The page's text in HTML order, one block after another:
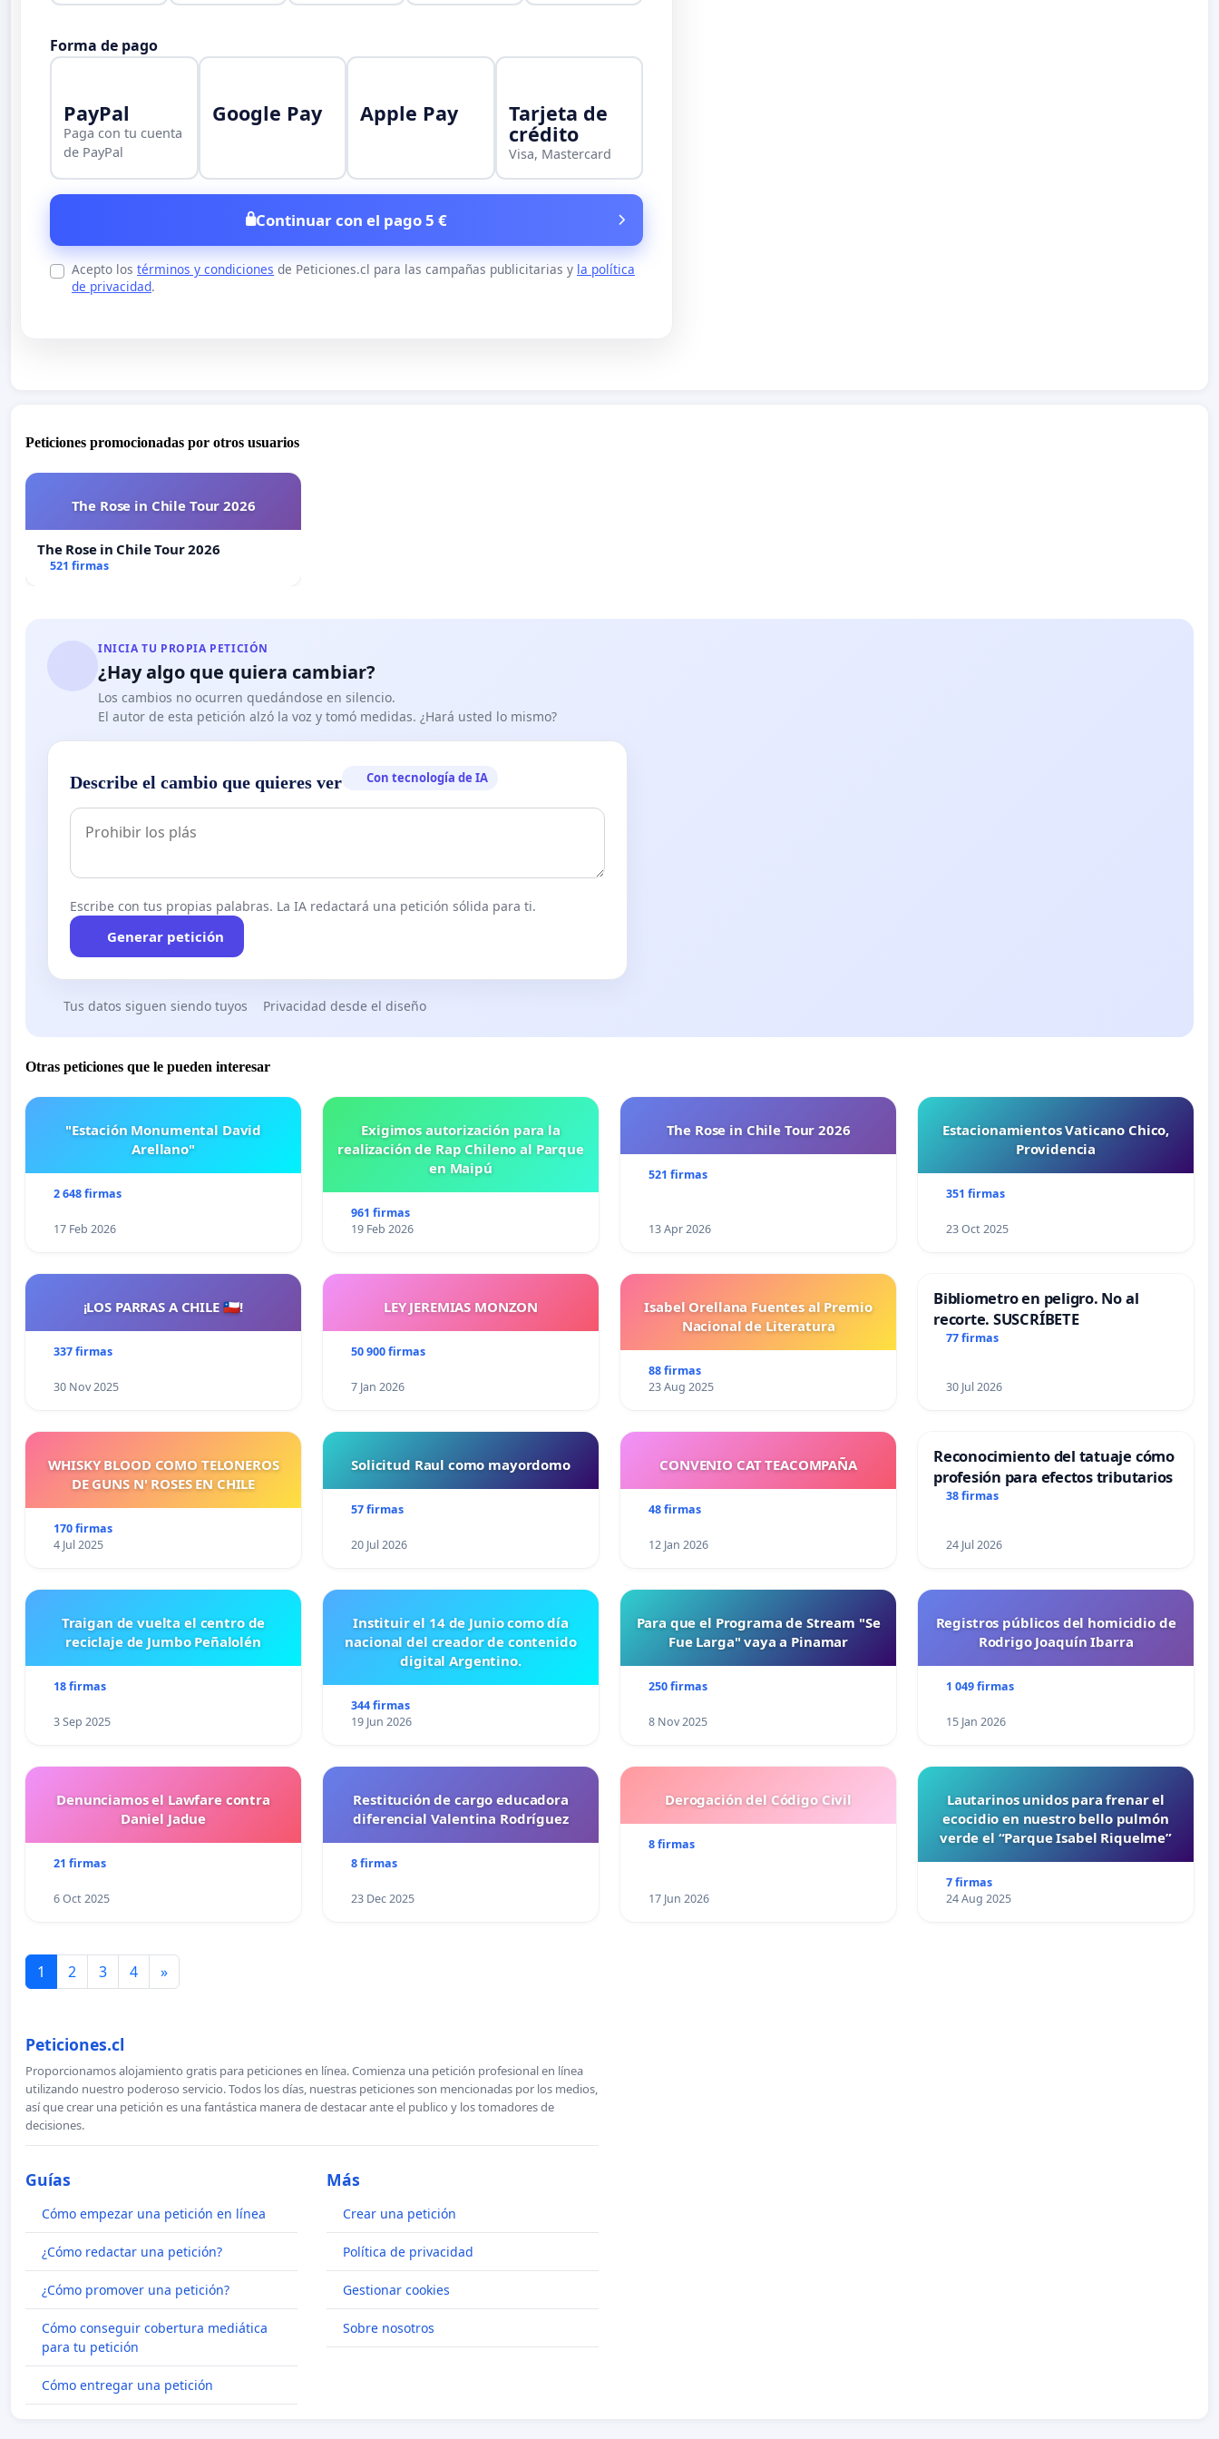
Forma de pago
PayPal
Paga con tu cuenta
de PayPal
Google Pay Apple Pay Tarjeta de
crédito
Visa, Mastercard
Continuar con el pago 5 €
Acepto los términos y condiciones de Peticiones.cl para las campañas publicitarias y la política
de privacidad.
Peticiones promocionadas por otros usuarios
The Rose in Chile Tour 2026
The Rose in Chile Tour 2026
521 firmas
INICIA TU PROPIA PETICIÓN
¿Hay algo que quiera cambiar?
Los cambios no ocurren quedándose en silencio.
El autor de esta petición alzó la voz y tomó medidas. ¿Hará usted lo mismo?
Describe el cambio que quieres ver Con tecnología de IA
Escribe con tus propias palabras. La IA redactará una petición sólida para ti.
Generar petición
Tus datos siguen siendo tuyos Privacidad desde el diseño
Otras peticiones que le pueden interesar
"Estación Monumental David
Arellano"
2 648 firmas
17 Feb 2026
Exigimos autorización para la
realización de Rap Chileno al Parque
en Maipú
961 firmas
19 Feb 2026
The Rose in Chile Tour 2026
521 firmas
13 Apr 2026
Estacionamientos Vaticano Chico,
Providencia
351 firmas
23 Oct 2025
¡LOS PARRAS A CHILE 🇨🇱!
337 firmas
30 Nov 2025
LEY JEREMIAS MONZON
50 900 firmas
7 Jan 2026
Isabel Orellana Fuentes al Premio
Nacional de Literatura
88 firmas
23 Aug 2025
Bibliometro en peligro. No al
recorte. SUSCRÍBETE
77 firmas
30 Jul 2026
WHISKY BLOOD COMO TELONEROS
DE GUNS N' ROSES EN CHILE
170 firmas
4 Jul 2025
Solicitud Raul como mayordomo
57 firmas
20 Jul 2026
CONVENIO CAT TEACOMPAÑA
48 firmas
12 Jan 2026
Reconocimiento del tatuaje cómo
profesión para efectos tributarios
38 firmas
24 Jul 2026
Traigan de vuelta el centro de
reciclaje de Jumbo Peñalolén
18 firmas
3 Sep 2025
Instituir el 14 de Junio como día
nacional del creador de contenido
digital Argentino.
344 firmas
19 Jun 2026
Para que el Programa de Stream "Se
Fue Larga" vaya a Pinamar
250 firmas
8 Nov 2025
Registros públicos del homicidio de
Rodrigo Joaquín Ibarra
1 049 firmas
15 Jan 2026
Denunciamos el Lawfare contra
Daniel Jadue
21 firmas
6 Oct 2025
Restitución de cargo educadora
diferencial Valentina Rodríguez
8 firmas
23 Dec 2025
Derogación del Código Civil
8 firmas
17 Jun 2026
Lautarinos unidos para frenar el
ecocidio en nuestro bello pulmón
verde el “Parque Isabel Riquelme”
7 firmas
24 Aug 2025
1 2 3 4 »
Peticiones.cl
Proporcionamos alojamiento gratis para peticiones en línea. Comienza una petición profesional en línea
utilizando nuestro poderoso servicio. Todos los días, nuestras peticiones son mencionadas por los medios,
así que crear una petición es una fantástica manera de destacar ante el publico y los tomadores de
decisiones.
Guías
Cómo empezar una petición en línea
¿Cómo redactar una petición?
¿Cómo promover una petición?
Cómo conseguir cobertura mediática
para tu petición
Cómo entregar una petición
Más
Crear una petición
Política de privacidad
Gestionar cookies
Sobre nosotros